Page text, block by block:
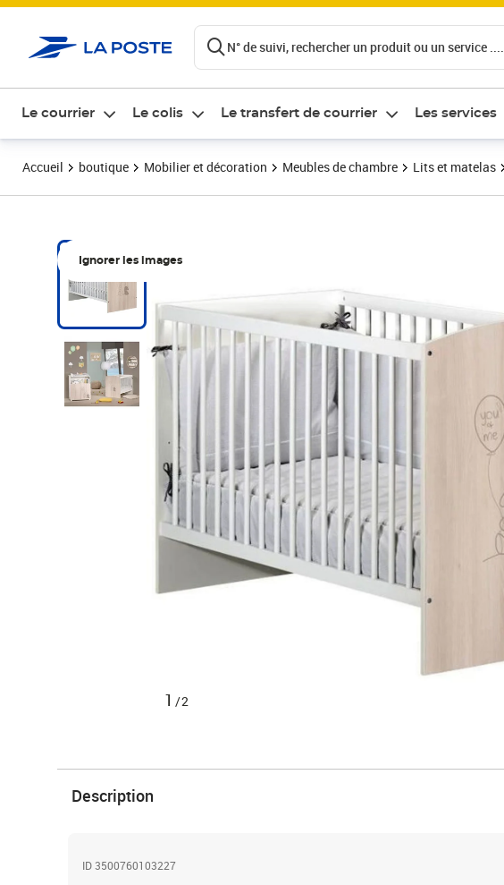
N° de suivi, rechercher un produit ou un service ....
Le courrier Le colis Le transfert de courrier Les services
Accueil boutique Mobilier et décoration Meubles de chambre Lits et matelas
Ignorer les images
1 /2
Description
ID 3500760103227